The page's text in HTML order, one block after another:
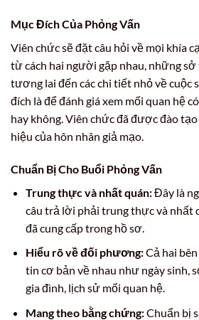
Mục Đích Của Phỏng Vấn
Viên chức sẽ đặt câu hỏi về mọi khía
từ cách hai người gặp nhau, những sở
tương lai đến các chi tiết nhỏ về cuộc
đích là để đánh giá xem mối quan hệ
hay không. Viên chức đã được đào
hiệu của hôn nhân giả mạo.
Chuẩn Bị Cho Buổi Phỏng Vấn
Trung thực và nhất quán:Đây là
câu trả lời phải trung thực và nhất
đã cung cấp trong hồ sơ.
Hiểu rõ về đối phương:Cả hai
tin cơ bản về nhau như ngày sinh,
gia đình, lịch sử mối quan hệ.
Mang theo bằng chứng:Chuẩn bị